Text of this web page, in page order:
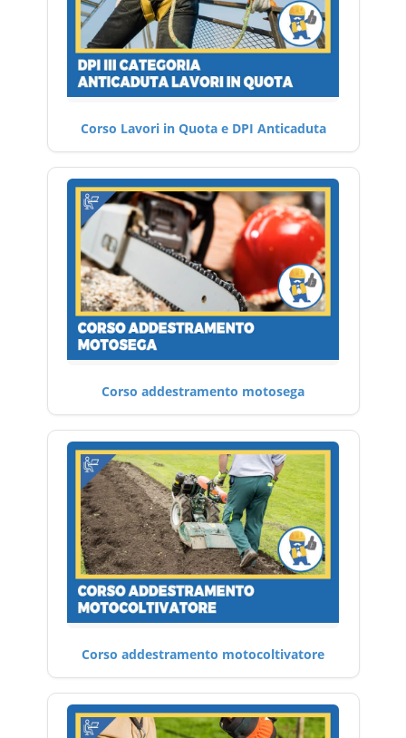
Corso Lavori in Quota e DPI Anticaduta
Corso addestramento motosega
Corso addestramento motocoltivatore